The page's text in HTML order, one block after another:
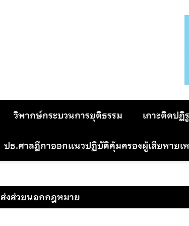
วิพากษ์กระบวนการยุติธรรม เกาะติดปฏิ
ปธ.ศาลฎีกาออกแนวปฏิบัติคุ้มครองผู้เสียหาย
ส่งส่วยนอกกฎหมาย